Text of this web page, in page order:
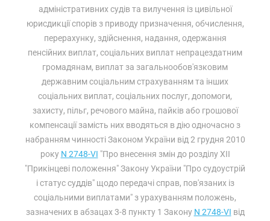
адміністративних судів та вилучення із цивільної
юрисдикції спорів з приводу призначення, обчислення,
перерахунку, здійснення, надання, одержання
пенсійних виплат, соціальних виплат непрацездатним
громадянам, виплат за загальнообов'язковим
державним соціальним страхуванням та інших
соціальних виплат, соціальних послуг, допомоги,
захисту, пільг, речового майна, пайків або грошової
компенсації замість них вводяться в дію одночасно з
набранням чинності Законом України від 2 грудня 2010
року N 2748-VI "Про внесення змін до розділу XII
"Прикінцеві положення" Закону України "Про судоустрій
і статус суддів" щодо передачі справ, пов'язаних із
соціальними виплатами" з урахуванням положень,
зазначених в абзацах 3-8 пункту 1 Закону N 2748-VI від